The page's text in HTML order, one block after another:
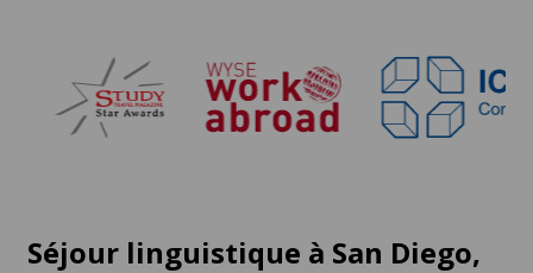
Séjour linguistique à San Diego,